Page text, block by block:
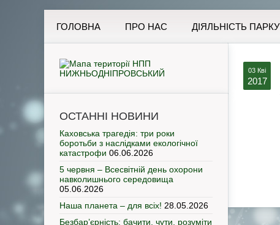
ГОЛОВНА ПРО НАС ДІЯЛЬНІСТЬ ПАРКУ
03 Кві
2017
ОСТАННІ НОВИНИ
Каховська трагедія: три роки
боротьби з наслідками екологічної
катастрофи 06.06.2026
5 червня – Всесвітній день охорони
навколишнього середовища
05.06.2026
Наша планета – для всіх! 28.05.2026
Безбар’єрність: бачити, чути, розуміти